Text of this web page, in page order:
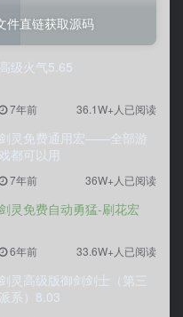
个状态  }FsmTable_t;
EVENT2, GET_UP,
pFsm, int
件直链获取源码
高级火气5.65
7年前 36.1W+人已阅读
剑灵免费通用宏——全部游
戏都可以用
7年前 36W+人已阅读
灵免费自动勇猛-刷花宏
6年前 33.6W+人已阅读
剑灵高级版御剑剑士（第三
派系）8.03
件直链获取源码
高级火气5.65
7年前 36.1W+人已阅读
剑灵免费通用宏——全部游
戏都可以用
7年前 36W+人已阅读
灵免费自动勇猛-刷花宏
6年前 33.6W+人已阅读
剑灵高级版御剑剑士（第三
派系）8.03